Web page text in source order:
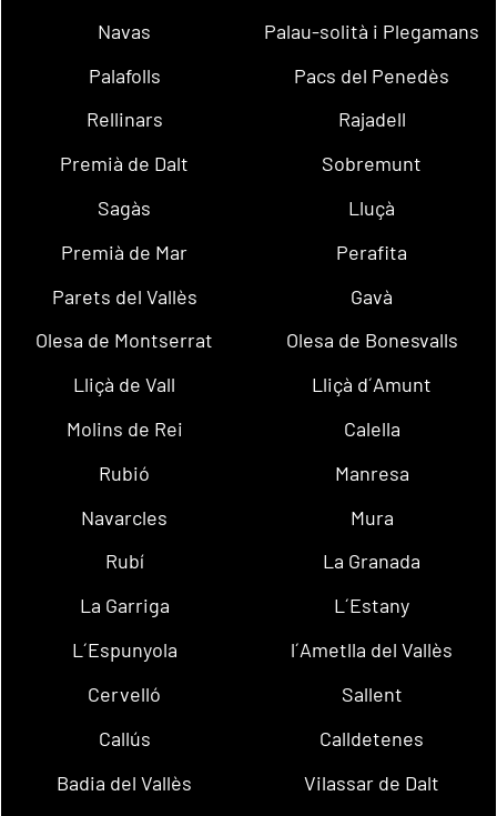
Navas
Palau-solità i Plegamans
Palafolls
Pacs del Penedès
Rellinars
Rajadell
Premià de Dalt
Sobremunt
Sagàs
Lluçà
Premià de Mar
Perafita
Parets del Vallès
Gavà
Olesa de Montserrat
Olesa de Bonesvalls
Lliçà de Vall
Lliçà d´Amunt
Molins de Rei
Calella
Rubió
Manresa
Navarcles
Mura
Rubí
La Granada
La Garriga
L´Estany
L´Espunyola
l´Ametlla del Vallès
Cervelló
Sallent
Callús
Calldetenes
Badia del Vallès
Vilassar de Dalt